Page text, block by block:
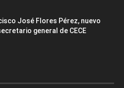
José Flores Pérez, nuevo
general de CECE